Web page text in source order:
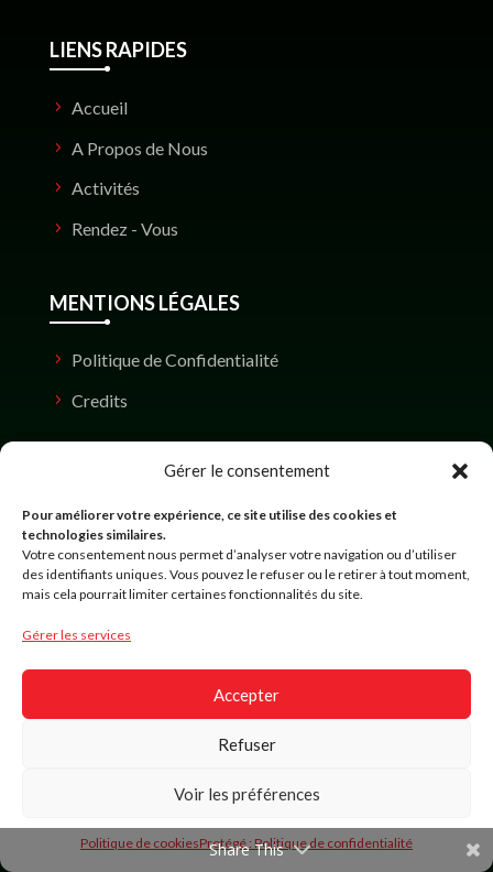
Gérer le consentement
Pour améliorer votre expérience, ce site utilise des cookies et
technologies similaires.
Votre consentement nous permet d’analyser votre navigation ou d’utiliser
des identifiants uniques. Vous pouvez le refuser ou le retirer à tout moment,
mais cela pourrait limiter certaines fonctionnalités du site.
Gérer les services
Accepter
Refuser
Voir les préférences
Politique de cookiesProtégé : Politique de confidentialité
Youle Compagnie est une maison créative dédiée à
LIENS RAPIDES
Accueil
A Propos de Nous
Activités
Rendez - Vous
MENTIONS LÉGALES
Politique de Confidentialité
Credits
CONTACTEZ – NOUS
Av. de Bretagne, 76100 Rouen centre
commercial Saint Sever , 1er étage
coordination@youlecompagnie.com
+33 7 69 13 20 29
Share This